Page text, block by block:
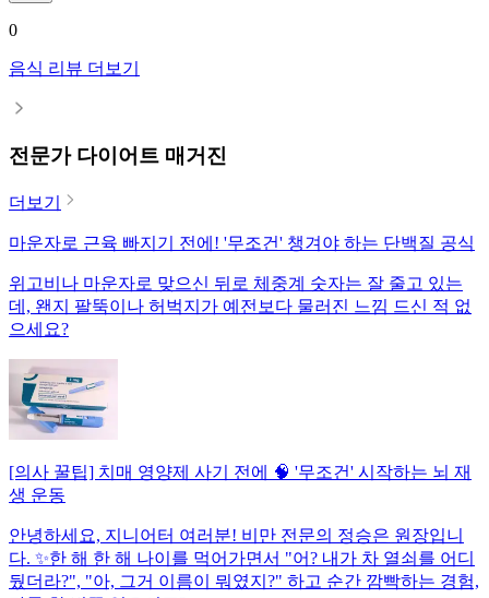
0
음식 리뷰 더보기
전문가 다이어트 매거진
더보기
마운자로 근육 빠지기 전에! '무조건' 챙겨야 하는 단백질 공식
위고비나 마운자로 맞으신 뒤로 체중계 숫자는 잘 줄고 있는
데, 왠지 팔뚝이나 허벅지가 예전보다 물러진 느낌 드신 적 없
으세요?
[의사 꿀팁] 치매 영양제 사기 전에 🧠 '무조건' 시작하는 뇌 재
생 운동
안녕하세요, 지니어터 여러분! 비만 전문의 정승은 원장입니
다. ✨한 해 한 해 나이를 먹어가면서 "어? 내가 차 열쇠를 어디
뒀더라?", "아, 그거 이름이 뭐였지?" 하고 순간 깜빡하는 경험,